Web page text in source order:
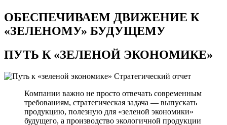
ОБЕСПЕЧИВАЕМ ДВИЖЕНИЕ К
«ЗЕЛЕНОМУ» БУДУЩЕМУ
ПУТЬ К«ЗЕЛЕНОЙ ЭКОНОМИКЕ»
Стратегический отчет
Компании важно не просто отвечать современным
требованиям, стратегическая задача — выпускать
продукцию, полезную для «зеленой экономики»
будущего, а производство экологичной продукции